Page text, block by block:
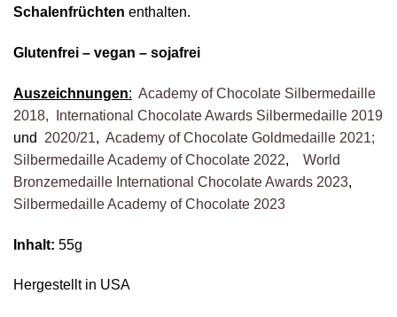
Schalenfrüchten enthalten.
Glutenfrei – vegan – sojafrei
Auszeichnungen: Academy of Chocolate Silbermedaille
2018,
International Chocolate Awards Silbermedaille 2019
und 2020/21, Academy of Chocolate Goldmedaille 2021;
Silbermedaille Academy of Chocolate 2022, World
Bronzemedaille International Chocolate Awards 2023,
Silbermedaille Academy of Chocolate 2023
Inhalt: 55g
Hergestellt in USA